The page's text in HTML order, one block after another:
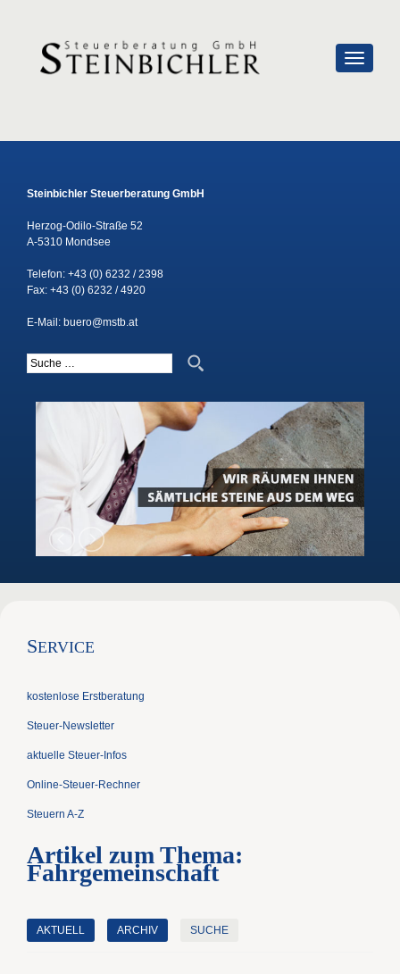
Steinbichler Steuerberatung GmbH
Herzog-Odilo-Straße 52
A-5310 Mondsee
Telefon: +43 (0) 6232 / 2398
Fax: +43 (0) 6232 / 4920
E-Mail: buero@mstb.at
Suche nach:
SERVICE
kostenlose Erstberatung
Steuer-Newsletter
aktuelle Steuer-Infos
Online-Steuer-Rechner
Steuern A-Z
Artikel zum Thema:
Fahrgemeinschaft
AKTUELL ARCHIV SUCHE